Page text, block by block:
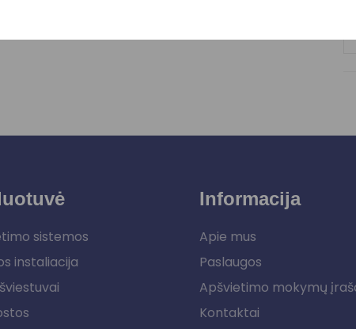
sistemos
instaliacija
Informacija
Apie mus
Paslaugos
Apšvietimo mokymų
Kontaktai